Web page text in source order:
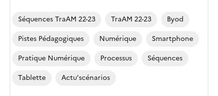
Séquences TraAM 22-23 TraAM 22-23
Byod
Pistes Pédagogiques
Numérique
Smartphone
Pratique Numérique
Processus
Séquences
Tablette
Actu'scénarios